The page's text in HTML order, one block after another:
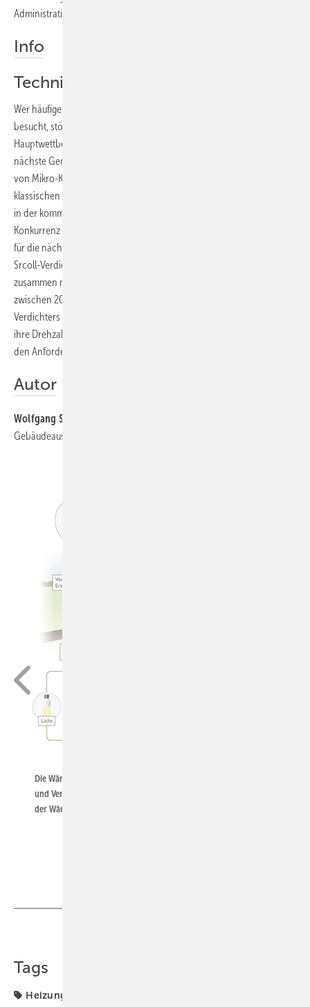
Administration gewünscht.
Info
Technik wird Markt verändern
Wer häufiger Fachtagungen zum Thema innovative Wärmeerzeugung
besucht, stößt fast immer auf den Hinweis: Unser künftiger
Hauptwettbewerber ist die Wärmepumpe und hier insbesondere die
nächste Generation an Luft/Wasser-Ausführungen. Selbst die Anbieter
von Mikro-KWK-Heizgeräten, die ja meist das ganze Sortiment an
klassischen Heizgeräten und oft auch Wärmepumpen anbieten, sehen
in der kommenden Wärmepumpengeneration eine ernstzunehmende
Konkurrenz und Sortimentsergänzung zugleich. Wichtigste Innovation
für die nächste Wärmepumpengeneration ist der inverter­geregel­te
Srcoll-Verdichter, der bei Einsatz in Luft/Wasser-Wärmepumpen
zusammen mit intelligenten Regelungsstrategien die Jahresarbeitszahl
zwischen 20 und 50 % steigern soll. „Effizienz-Verbündete“ des
Verdichters sind energie- und schalloptimierte EC-Ventilatoren, die
ihre Drehzahl stufenlos abhängig von der benötigten Heizleistung und
den Anforderungen des Kältekreises variieren.
Autor
Wolfgang Schmid
Gebäudeausrüstung, 80751 München,
Die Wärmepumpe bietet ein begrenztes, aber positives Abschalt-
und Verschiebepotenzial. Allerdings müssen Effizienzverluste auf
der Wärmeseite einkalkuliert werden.
Tags
Heizung